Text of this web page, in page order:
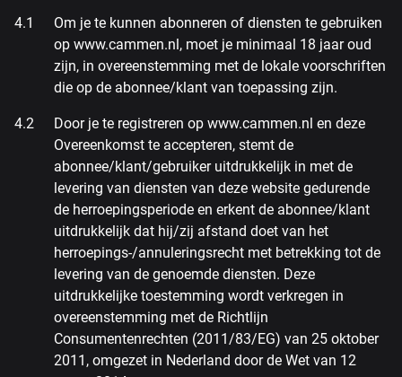
Om je te kunnen abonneren of diensten te gebruiken
op www.cammen.nl, moet je minimaal 18 jaar oud
zijn, in overeenstemming met de lokale voorschriften
die op de abonnee/klant van toepassing zijn.
Door je te registreren op www.cammen.nl en deze
Overeenkomst te accepteren, stemt de
abonnee/klant/gebruiker uitdrukkelijk in met de
levering van diensten van deze website gedurende
de herroepingsperiode en erkent de abonnee/klant
uitdrukkelijk dat hij/zij afstand doet van het
herroepings-/annuleringsrecht met betrekking tot de
levering van de genoemde diensten. Deze
uitdrukkelijke toestemming wordt verkregen in
overeenstemming met de Richtlijn
Consumentenrechten (2011/83/EG) van 25 oktober
2011, omgezet in Nederland door de Wet van 12